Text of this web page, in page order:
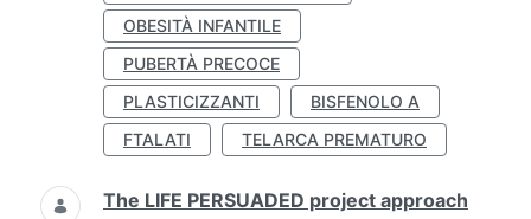
OBESITÀ INFANTILE
PUBERTÀ PRECOCE
PLASTICIZZANTI
BISFENOLO A
FTALATI
TELARCA PREMATURO
The LIFE PERSUADED project approach